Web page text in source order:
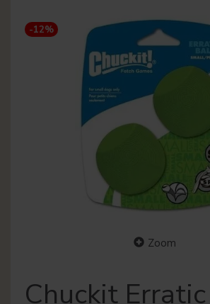
-12%
Zoom
Chuckit